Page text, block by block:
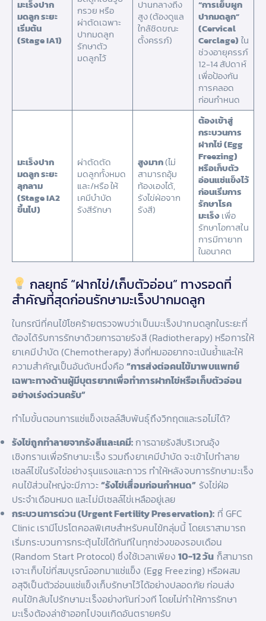
มะเร็งปาก
มดลูก ระยะ
เริ่มต้น
(Stage IA1)
กรวย หรือ
ผ่าตัดเฉพาะ
ปากมดลูก
รักษาตัว
มดลูกไว้
ปานกลางถึง
สูง (ต้องดูแล
ใกล้ชิดขณะ
ตั้งครรภ์)
“การเย็บผูก
ปากมดลูก”
(Cervical
Cerclage) ใน
ช่วงอายุครรภ์
12-14 สัปดาห์
เพื่อป้องกัน
การคลอด
ก่อนกำหนด
มะเร็งปาก
มดลูก ระยะ
ลุกลาม
(Stage IA2
ขึ้นไป)
ผ่าตัดตัด
มดลูกทั้งหมด
และ/หรือ ให้
เคมีบำบัด
รังสีรักษา
สูงมาก(ไม่
สามารถอุ้ม
ท้องเองได้,
รังไข่ฝ่อจาก
รังสี)
ต้องเข้าสู่
กระบวนการ
ฝากไข่ (Egg
Freezing)
หรือเก็บตัว
อ่อนแช่แข็งไว้
ก่อนเริ่มการ
รักษาโรค
มะเร็งเพื่อ
รักษาโอกาสใน
การมีทายาท
ในอนาคต
กลยุทธ์ “ฝากไข่/เก็บตัวอ่อน” ทางรอดที่
สำคัญที่สุดก่อนรักษามะเร็งปากมดลูก
ในกรณีที่คนไข้โชคร้ายตรวจพบว่าเป็นมะเร็งปากมดลูกในระยะที่
ต้องได้รับการรักษาด้วยการฉายรังสี (Radiotherapy) หรือการให้
ยาเคมีบำบัด (Chemotherapy) สิ่งที่หมออยากจะเน้นย้ำและให้
ความสำคัญเป็นอันดับหนึ่งคือ“การส่งต่อคนไข้มาพบแพทย์
เฉพาะทางด้านผู้มีบุตรยากเพื่อทำการฝากไข่หรือเก็บตัวอ่อน
อย่างเร่งด่วนครับ”
ทำไมขั้นตอนการแช่แข็งเซลล์สืบพันธุ์ถึงวิกฤตและรอไม่ได้?
รังไข่ถูกทำลายจากรังสีและเคมี:การฉายรังสีบริเวณอุ้ง
เชิงกรานเพื่อรักษามะเร็ง รวมถึงยาเคมีบำบัด จะเข้าไปทำลาย
เซลล์ไข่ในรังไข่อย่างรุนแรงและถาวร ทำให้หลังจบการรักษามะเร็ง
คนไข้ส่วนใหญ่จะมีภาวะ“รังไข่เสื่อมก่อนกำหนด” รังไข่ฝ่อ
ประจำเดือนหมด และไม่มีเซลล์ไข่เหลืออยู่เลย
กระบวนการด่วน (Urgent Fertility Preservation): ที่ GFC
Clinic เรามีโปรโตคอลพิเศษสำหรับคนไข้กลุ่มนี้ โดยเราสามารถ
เริ่มกระบวนการกระตุ้นไข่ได้ทันทีในทุกช่วงของรอบเดือน
(Random Start Protocol) ซึ่งใช้เวลาเพียง 10-12 วัน ก็สามารถ
เจาะเก็บไข่ที่สมบูรณ์ออกมาแช่แข็ง (Egg Freezing) หรือผสม
อสุจิเป็นตัวอ่อนแช่แข็งเก็บรักษาไว้ได้อย่างปลอดภัย ก่อนส่ง
คนไข้กลับไปรักษามะเร็งอย่างทันท่วงที โดยไม่ทำให้การรักษา
มะเร็งต้องล่าช้าออกไปจนเกิดอันตรายครับ